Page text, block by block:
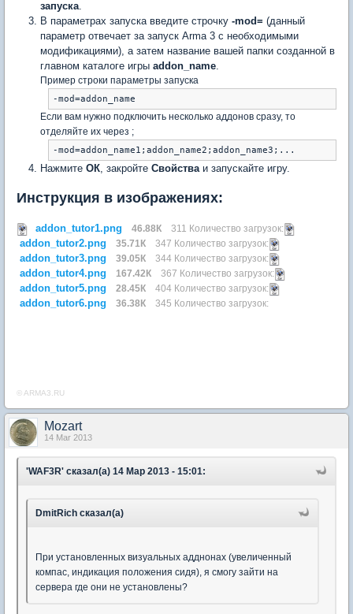
запуска.
В параметрах запуска введите строчку -mod= (данный
параметр отвечает за запуск Arma 3 с необходимыми
модификациями), а затем название вашей папки созданной в
главном каталоге игры addon_name.
Пример строки параметры запуска
-mod=addon_name
Если вам нужно подключить несколько аддонов сразу, то
отделяйте их через ;
-mod=addon_name1;addon_name2;addon_name3;...
Нажмите ОК, закройте Свойстваи запускайте игру.
Инструкция в изображениях:
addon_tutor1.png 46.88К 311 Количество загрузок:
addon_tutor2.png 35.71К 347 Количество загрузок:
addon_tutor3.png 39.05К 344 Количество загрузок:
addon_tutor4.png 167.42К 367 Количество загрузок:
addon_tutor5.png 28.45К 404 Количество загрузок:
addon_tutor6.png 36.38К 345 Количество загрузок:
© ARMA3.RU
Mozart
14 Mar 2013
'WAF3R' сказал(а) 14 Мар 2013 - 15:01:
DmitRich сказал(а)
При установленных визуальных адднонах (увеличенный
компас, индикация положения сидя), я смогу зайти на
сервера где они не установлены?